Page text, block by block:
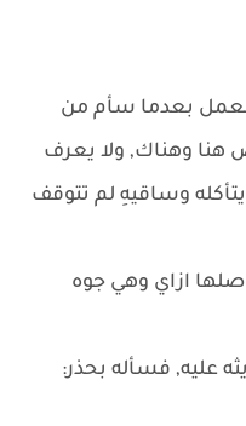
بعدما سأم من
هنا وهناك, ولا يعرف
وساقيهِ لم تتوقف
ازاي وهي جوه
عليه, فسأله بحذر: